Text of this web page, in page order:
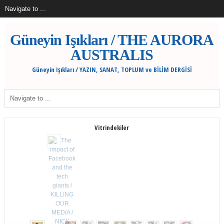
Güneyin Işıkları / THE AURORA
AUSTRALIS
Güneyin Işıkları / YAZIN, SANAT, TOPLUM ve BİLİM DERGİSİ
Vitrindekiler